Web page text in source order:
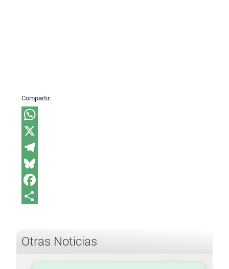
Compartir:
WhatsApp
X
Telegram
Bluesky
Facebook
Otras Noticias